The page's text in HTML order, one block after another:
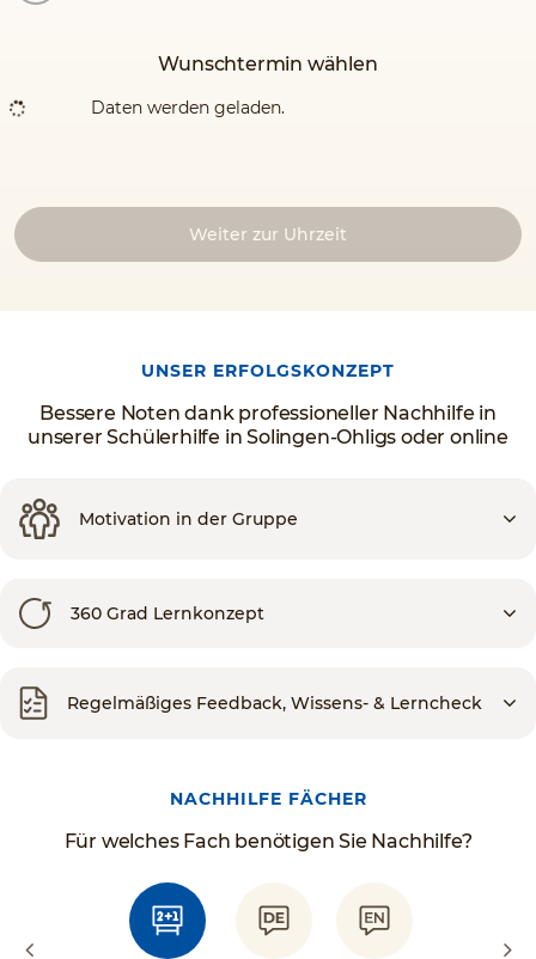
Wunschtermin wählen
Daten werden geladen.
Weiter zur Uhrzeit
UNSER ERFOLGSKONZEPT
Bessere Noten dank professioneller Nachhilfe in
unserer Schülerhilfe in Solingen-Ohligs oder online
Motivation in der Gruppe
360 Grad Lernkonzept
Regelmäßiges Feedback, Wissens- & Lerncheck
NACHHILFE FÄCHER
Für welches Fach benötigen Sie Nachhilfe?